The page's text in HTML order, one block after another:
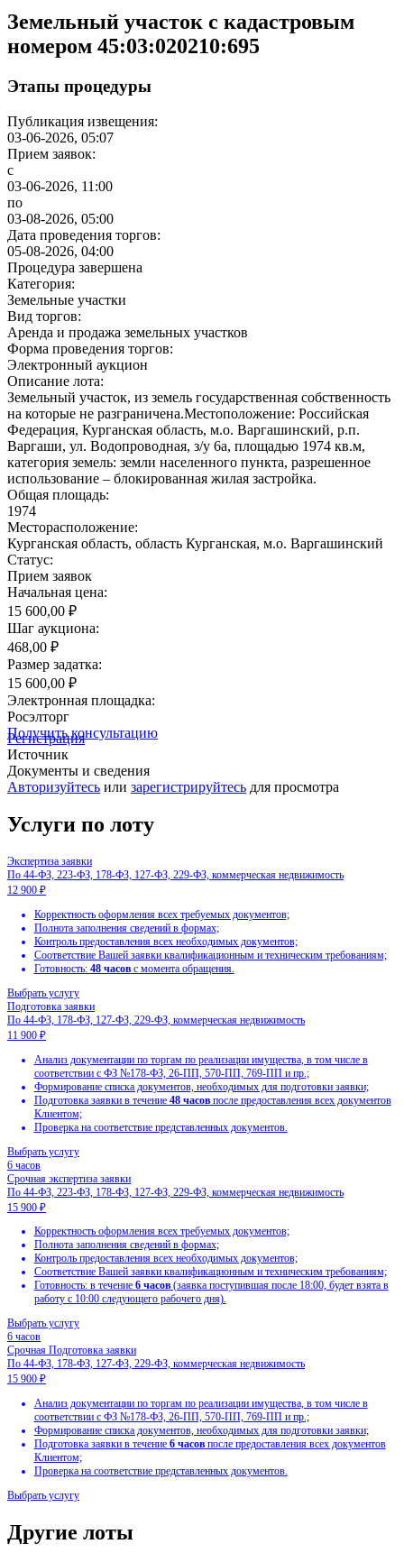
Земельный участок с кадастровым
номером 45:03:020210:695
Этапы процедуры
Публикация извещения:
03-06-2026, 05:07
Прием заявок:
с
03-06-2026, 11:00
по
03-08-2026, 05:00
Дата проведения торгов:
05-08-2026, 04:00
Процедура завершена
Категория:
Земельные участки
Вид торгов:
Аренда и продажа земельных участков
Форма проведения торгов:
Электронный аукцион
Описание лота:
Земельный участок, из земель государственная собственность
на которые не разграничена.Местоположение: Российская
Федерация, Курганская область, м.о. Варгашинский, р.п.
Варгаши, ул. Водопроводная, з/у 6а, площадью 1974 кв.м,
категория земель: земли населенного пункта, разрешенное
использование – блокированная жилая застройка.
Общая площадь:
1974
Месторасположение:
Курганская область, область Курганская, м.о. Варгашинский
Статус:
Прием заявок
Начальная цена:
15 600,00 ₽
Шаг аукциона:
468,00 ₽
Размер задатка:
15 600,00 ₽
Электронная площадка:
Росэлторг
Получить консультацию
Регистрация
Источник
Документы и сведения
Авторизуйтесь или зарегистрируйтесь для просмотра
Услуги по лоту
Другие лоты